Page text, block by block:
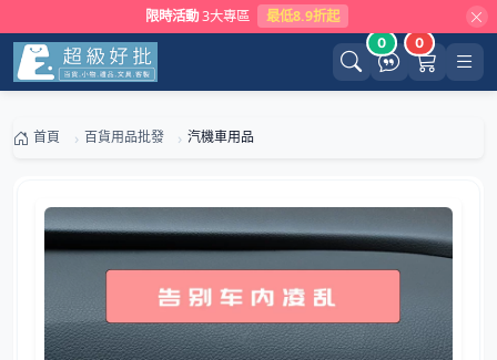
限時活動 3大專區 最低8.9折起
0 0
首頁 百貨用品批發 汽機車用品